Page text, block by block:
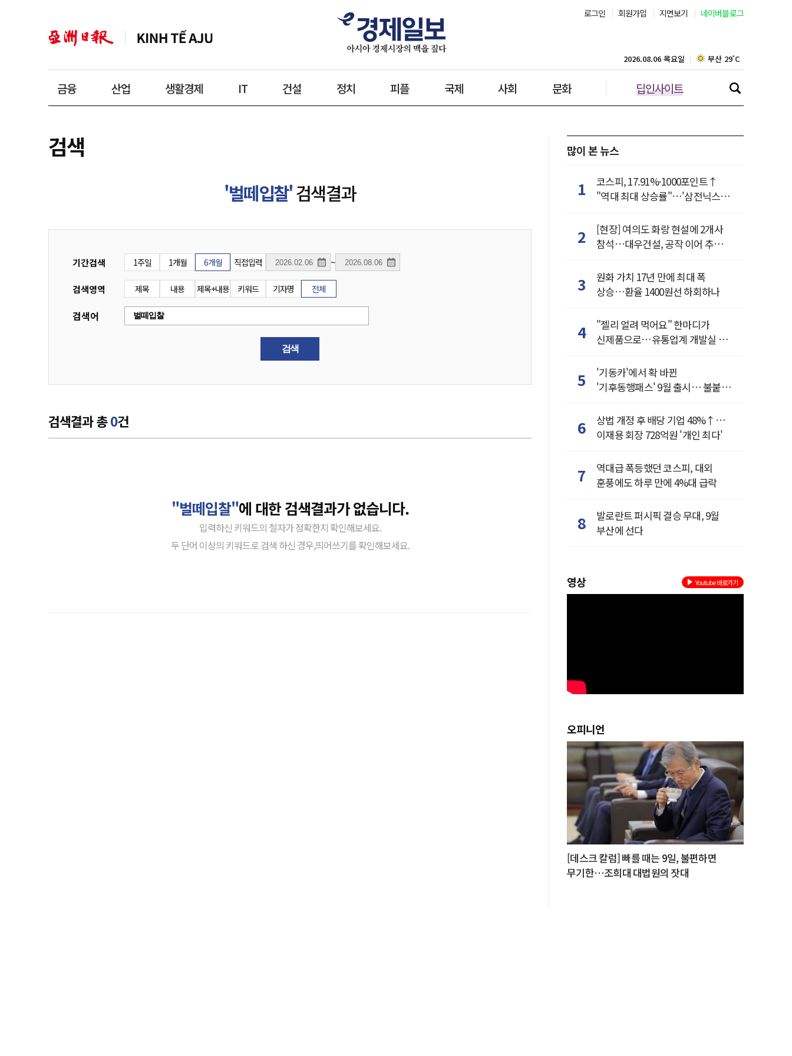
로그인 회원가입 지면보기 네이버블로그
금융 산업 생활경제 IT 건설 정치 피플 국제 사회 문화 딥인사이트
2026.08.06 목요일 대구 31˚C
인천 29˚C
울산 30˚C
제주 30˚C
검색
'벌떼입찰'검색결과
기간검색 1주일 1개월 6개월 직접입력 ~
검색영역 제목 내용 제목+내용 키워드 기자명 전체
검색어
검색
검색결과 총0건
"벌떼입찰"에 대한 검색결과가 없습니다.
입력하신 키워드의 철자가 정확한지 확인해보세요.
두 단어 이상의 키워드로 검색 하신 경우,띄어쓰기를 확인해보세요.
많이 본 뉴스
1
코스피, 17.91%·1000포인트↑
"역대 최대 상승률"…'삼전닉스'
2
[현장] 여의도 화랑 현설에 2개사
참석…대우건설, 공작 이어 추가
3
원화 가치 17년 만에 최대 폭
상승…환율 1400원선 하회하나
4
"젤리 얼려 먹어요" 한마디가
신제품으로…유통업계 개발실 된
5
'기동카'에서 확 바뀐
'기후동행패스' 9월 출시… 불붙은
6
상법 개정 후 배당 기업 48%↑…
이재용 회장 728억원 '개인 최다'
7
역대급 폭등했던 코스피, 대외
훈풍에도 하루 만에 4%대 급락
8
발로란트 퍼시픽 결승 무대, 9월
부산에 선다
영상 Youtube 바로가기
오피니언
[데스크 칼럼] 빠를 때는 9일, 불편하면
무기한…조희대 대법원의 잣대